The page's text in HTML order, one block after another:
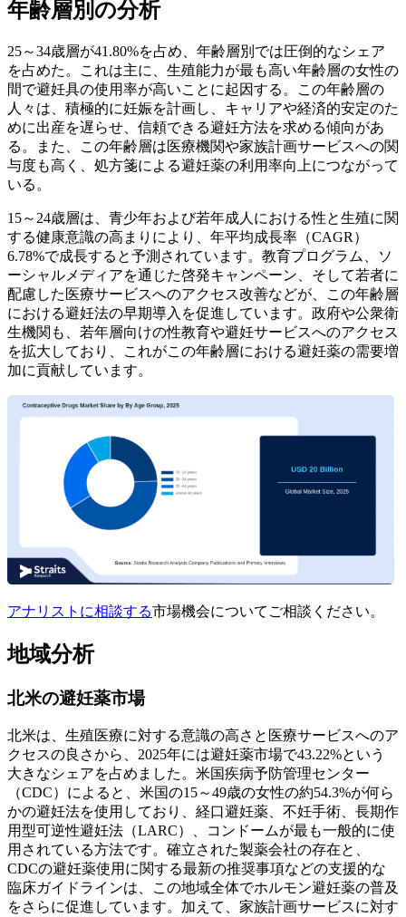
年齢層別の分析
25～34歳層が41.80%を占め、年齢層別では圧倒的なシェア
を占めた。これは主に、生殖能力が最も高い年齢層の女性の
間で避妊具の使用率が高いことに起因する。この年齢層の
人々は、積極的に妊娠を計画し、キャリアや経済的安定のた
めに出産を遅らせ、信頼できる避妊方法を求める傾向があ
る。また、この年齢層は医療機関や家族計画サービスへの関
与度も高く、処方箋による避妊薬の利用率向上につながって
いる。
15～24歳層は、青少年および若年成人における性と生殖に関
する健康意識の高まりにより、年平均成長率（CAGR）
6.78%で成長すると予測されています。教育プログラム、ソ
ーシャルメディアを通じた啓発キャンペーン、そして若者に
配慮した医療サービスへのアクセス改善などが、この年齢層
における避妊法の早期導入を促進しています。政府や公衆衛
生機関も、若年層向けの性教育や避妊サービスへのアクセス
を拡大しており、これがこの年齢層における避妊薬の需要増
加に貢献しています。
アナリストに相談する市場機会についてご相談ください。
地域分析
北米の避妊薬市場
北米は、生殖医療に対する意識の高さと医療サービスへのア
クセスの良さから、2025年には避妊薬市場で43.22%という
大きなシェアを占めました。米国疾病予防管理センター
（CDC）によると、米国の15～49歳の女性の約54.3%が何ら
かの避妊法を使用しており、経口避妊薬、不妊手術、長期作
用型可逆性避妊法（LARC）、コンドームが最も一般的に使
用されている方法です。確立された製薬会社の存在と、
CDCの避妊薬使用に関する最新の推奨事項などの支援的な
臨床ガイドラインは、この地域全体でホルモン避妊薬の普及
をさらに促進しています。加えて、家族計画サービスに対す